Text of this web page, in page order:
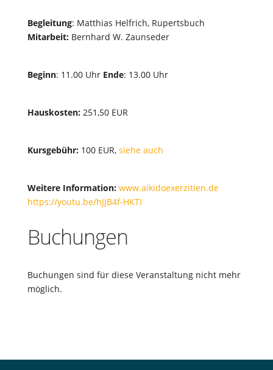
Begleitung: Matthias Helfrich, Rupertsbuch
Mitarbeit:Bernhard W. Zaunseder
Beginn: 11.00 Uhr Ende: 13.00 Uhr
Hauskosten:251,50 EUR
Kursgebühr: 100 EUR, siehe auch
Weitere Information: www.aikidoexerzitien.de
https://youtu.be/hJjB4f-HKTI
Buchungen
Buchungen sind für diese Veranstaltung nicht mehr
möglich.